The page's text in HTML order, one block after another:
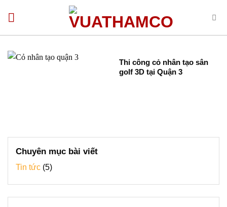
Thi công cỏ nhân tạo sân
golf 3D tại Quận 3
Chuyên mục bài viết
Tin tức (5)